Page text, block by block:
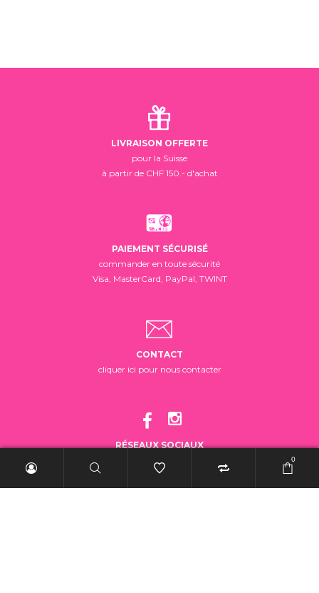
LIVRAISON OFFERTE
pour la Suisse
à partir de CHF 150.- d'achat
PAIEMENT SÉCURISÉ
commander en toute sécurité
Visa, MasterCard, PayPal, TWINT
CONTACT
cliquer ici pour nous contacter
RÉSEAUX SOCIAUX
0